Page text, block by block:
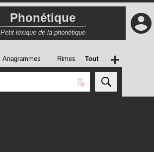
Phonétique
Petit lexique de la phonétique
Anagrammes Rimes Tout +